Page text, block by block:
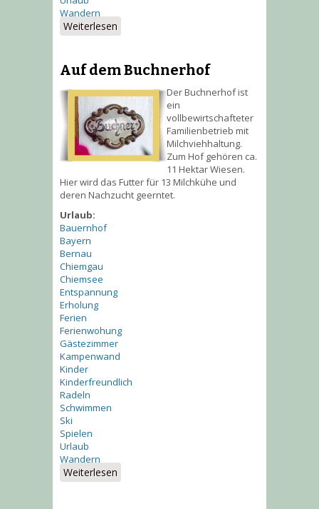
Wandern
Weiterlesen
Chiemgau
Auf dem Buchnerhof
Der Buchnerhof ist
ein
vollbewirtschafteter
Familienbetrieb mit
Milchviehhaltung.
Zum Hof gehören ca.
11 Hektar Wiesen.
Hier wird das Futter für 13 Milchkühe und
deren Nachzucht geerntet.
Urlaub:
Bauernhof
Bayern
Bernau
Chiemgau
Chiemsee
Entspannung
Erholung
Ferien
Ferienwohung
Gästezimmer
Kampenwand
Kinder
Kinderfreundlich
Radeln
Schwimmen
Ski
Spielen
Urlaub
Wandern
Weiterlesen